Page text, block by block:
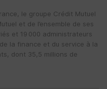
le groupe Crédit Mutuel
et de l’ensemble de ses
et 19 000 administrateurs
la finance et du service à la
dont 35,5 millions de